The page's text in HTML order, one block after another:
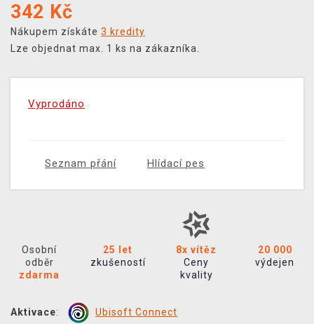
342 Kč
Nákupem získáte 3 kredity
Lze objednat max. 1 ks na zákazníka.
Vyprodáno
Seznam přání Hlídací pes
Osobní
odběr
zdarma
25 let
zkušeností
8x vítěz
Ceny
kvality
20 000
výdejen
Aktivace: Ubisoft Connect